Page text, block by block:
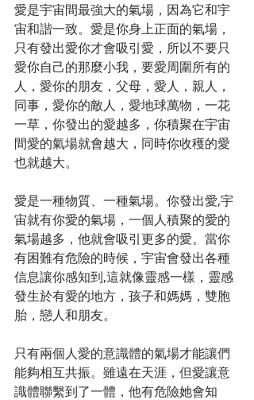
愛是宇宙間最強大的氣場，因為它和宇
宙和諧一致。愛是你身上正面的氣場，
只有發出愛你才會吸引愛，所以不要只
愛你自己的那麼小我，要愛周圍所有的
人，愛你的朋友，父母，愛人，親人，
同事，愛你的敵人，愛地球萬物，一花
一草，你發出的愛越多，你積聚在宇宙
間愛的氣場就會越大，同時你收穫的愛
也就越大。
愛是一種物質、一種氣場。你發出愛,宇
宙就有你愛的氣場，一個人積聚的愛的
氣場越多，他就會吸引更多的愛。當你
有困難有危險的時候，宇宙會發出各種
信息讓你感知到,這就像靈感一樣，靈感
發生於有愛的地方，孩子和媽媽，雙胞
胎，戀人和朋友。
只有兩個人愛的意識體的氣場才能讓們
能夠相互共振。雖遠在天涯，但愛讓意
識體聯繫到了一體，他有危險她會知